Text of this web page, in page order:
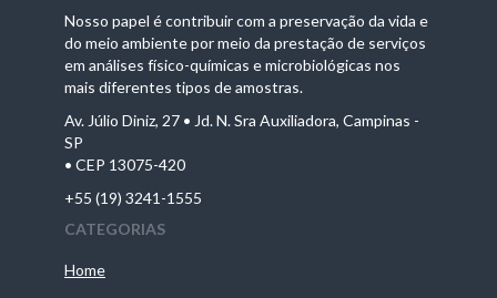
Nosso papel é contribuir com a preservação da vida e
do meio ambiente por meio da prestação de serviços
em análises físico-químicas e microbiológicas nos
mais diferentes tipos de amostras.
Av. Júlio Diniz, 27 • Jd. N. Sra Auxiliadora, Campinas -
SP
• CEP 13075-420
+55 (19) 3241-1555
CATEGORIAS
Home